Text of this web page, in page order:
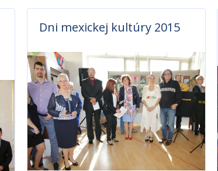
Dni mexickej kultúry 2015